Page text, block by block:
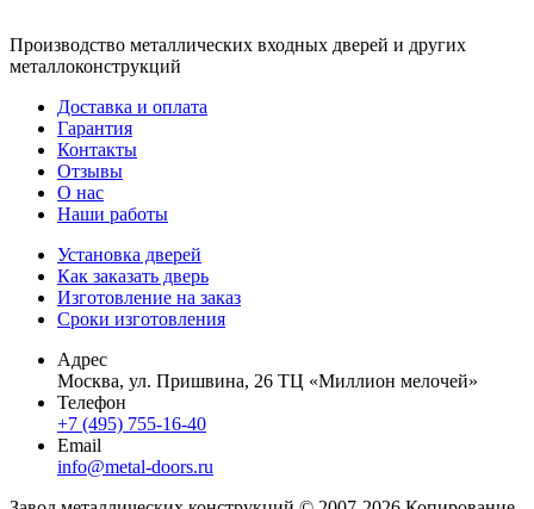
Производство металлических входных дверей и других
металлоконструкций
Доставка и оплата
Гарантия
Контакты
Отзывы
О нас
Наши работы
Установка дверей
Как заказать дверь
Изготовление на заказ
Сроки изготовления
Адрес
Москва, ул. Пришвина, 26 ТЦ «Миллион мелочей»
Телефон
+7 (495) 755-16-40
Email
info@metal-doors.ru